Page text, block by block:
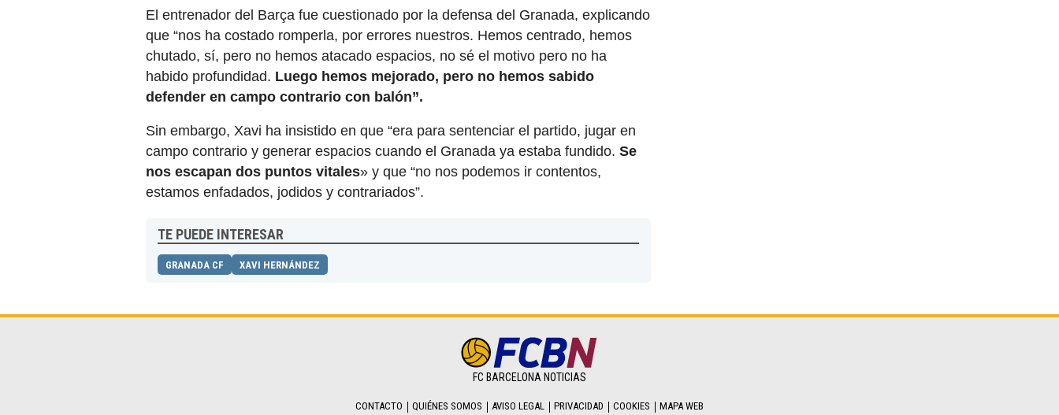
El entrenador del Barça fue cuestionado por la defensa del Granada, explicando
que “nos ha costado romperla, por errores nuestros. Hemos centrado, hemos
chutado, sí, pero no hemos atacado espacios, no sé el motivo pero no ha
habido profundidad. Luego hemos mejorado, pero no hemos sabido
defender en campo contrario con balón”.
Sin embargo, Xavi ha insistido en que “era para sentenciar el partido, jugar en
campo contrario y generar espacios cuando el Granada ya estaba fundido. Se
nos escapan dos puntos vitales» y que “no nos podemos ir contentos,
estamos enfadados, jodidos y contrariados”.
TE PUEDE INTERESAR
GRANADA CF XAVI HERNÁNDEZ
FC BARCELONA NOTICIAS
CONTACTO QUIÉNES SOMOS AVISO LEGAL PRIVACIDAD COOKIES MAPA WEB